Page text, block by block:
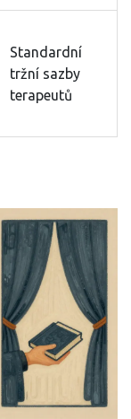
Standardní
tržní sazby
terapeutů